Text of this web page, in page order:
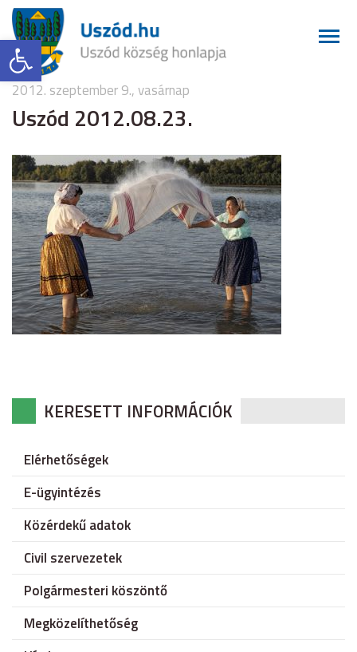
Eszköztár megnyitása
2012. szeptember 9., vasárnap
Uszód 2012.08.23.
KERESETT INFORMÁCIÓK
Elérhetőségek
E-ügyintézés
Közérdekű adatok
Civil szervezetek
Polgármesteri köszöntő
Megközelíthetőség